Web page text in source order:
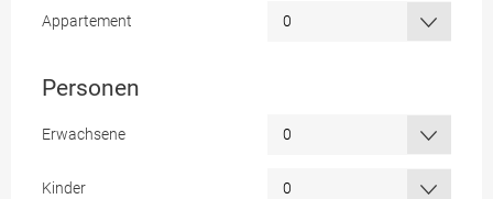
Appartement
Personen
Erwachsene
Kinder